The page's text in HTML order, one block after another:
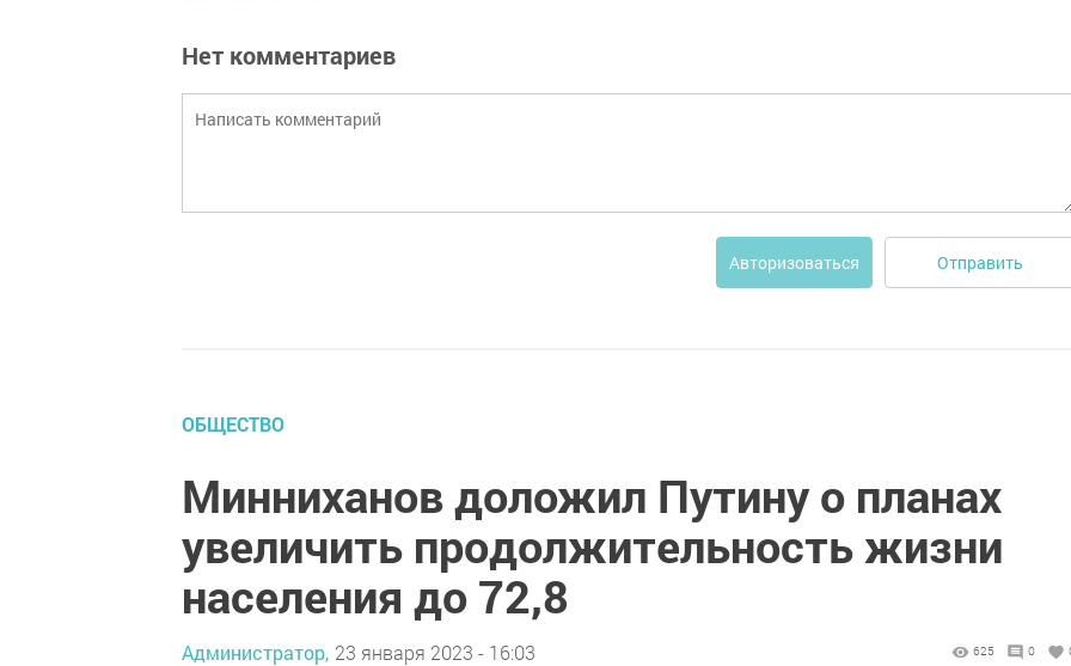
Нет комментариев
Авторизоваться Отправить
ОБЩЕСТВО
Минниханов доложил Путину о планах
увеличить продолжительность жизни
населения до 72,8
Администратор, 23 января 2023 - 16:03 625 0